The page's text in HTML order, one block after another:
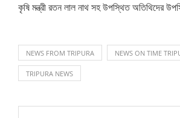
কৃষি মন্ত্রী রতন লাল নাথ সহ উপস্থিত অতিথিদের
NEWS FROM TRIPURA NEWS ON TIME
TRIPURA NEWS